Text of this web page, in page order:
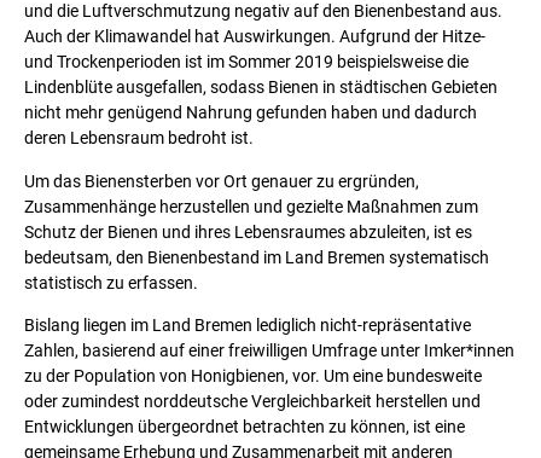
und die Luftverschmutzung negativ auf den Bienenbestand aus.
Auch der Klimawandel hat Auswirkungen. Aufgrund der Hitze-
und Trockenperioden ist im Sommer 2019 beispielsweise die
Lindenblüte ausgefallen, sodass Bienen in städtischen Gebieten
nicht mehr genügend Nahrung gefunden haben und dadurch
deren Lebensraum bedroht ist.
Um das Bienensterben vor Ort genauer zu ergründen,
Zusammenhänge herzustellen und gezielte Maßnahmen zum
Schutz der Bienen und ihres Lebensraumes abzuleiten, ist es
bedeutsam, den Bienenbestand im Land Bremen systematisch
statistisch zu erfassen.
Bislang liegen im Land Bremen lediglich nicht-repräsentative
Zahlen, basierend auf einer freiwilligen Umfrage unter Imker*innen
zu der Population von Honigbienen, vor. Um eine bundesweite
oder zumindest norddeutsche Vergleichbarkeit herstellen und
Entwicklungen übergeordnet betrachten zu können, ist eine
gemeinsame Erhebung und Zusammenarbeit mit anderen